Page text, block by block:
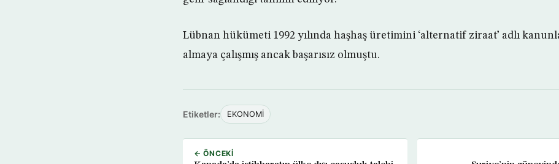
Lübnan hükümeti 1992 yılında haşhaş üretimini ‘alternatif ziraat’ adlı
almaya çalışmış ancak başarısız olmuştu.
Etiketler: EKONOMİ
← ÖNCEKI